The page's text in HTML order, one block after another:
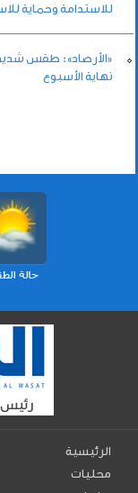
للاستدامة وحماية
«الأرصاد»: طقس شديد
نهاية الأسبوع
الرئيسية
محليات